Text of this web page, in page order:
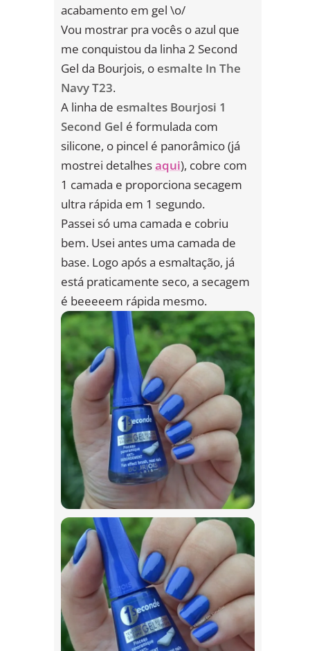
acabamento em gel \o/
Vou mostrar pra vocês o azul que
me conquistou da linha 2 Second
Gel da Bourjois, o esmalte In The
Navy T23.
A linha de esmaltes Bourjosi 1
Second Gel é formulada com
silicone, o pincel é panorâmico (já
mostrei detalhesaqui), cobre com
1 camada e proporciona secagem
ultra rápida em 1 segundo.
Passei só uma camada e cobriu
bem. Usei antes uma camada de
base. Logo após a esmaltação, já
está praticamente seco, a secagem
é beeeeem rápida mesmo.